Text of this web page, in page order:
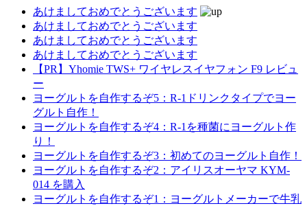
あけましておめでとうございます
あけましておめでとうございます
あけましておめでとうございます
あけましておめでとうございます
【PR】Yhomie TWS+ ワイヤレスイヤフォン F9 レビュ
ー
ヨーグルトを自作するぞ5：R-1ドリンクタイプでヨー
グルト自作！
ヨーグルトを自作するぞ4：R-1を種菌にヨーグルト作
り！
ヨーグルトを自作するぞ3：初めてのヨーグルト自作！
ヨーグルトを自作するぞ2：アイリスオーヤマ KYM-
014 を購入
ヨーグルトを自作するぞ1：ヨーグルトメーカーで牛乳